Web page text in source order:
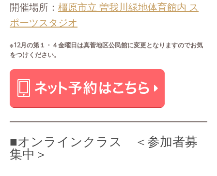
開催場所： 橿原市立 曽我川緑地体育館内 ス
ポーツスタジオ
※12月の第１・４金曜日は真菅地区公民館に変更となりますのでお気
をつけください。
■オンラインクラス ＜参加者募
集中＞